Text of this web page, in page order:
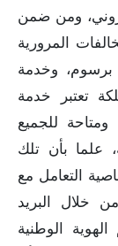
ومن ضمن
المرورية
برسوم، وخدمة
تعتبر خدمة
للجميع
علما بأن تلك
التعامل مع
خلال البريد
الوطنية